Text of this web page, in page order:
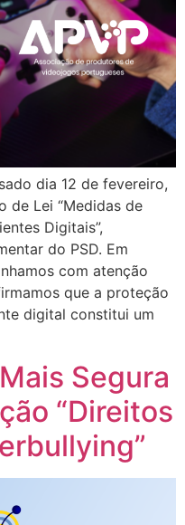
dia 12 de fevereiro,
de Lei “Medidas de
Digitais”,
do PSD. Em
com atenção
que a proteção
digital constitui um
Segura
“Direitos